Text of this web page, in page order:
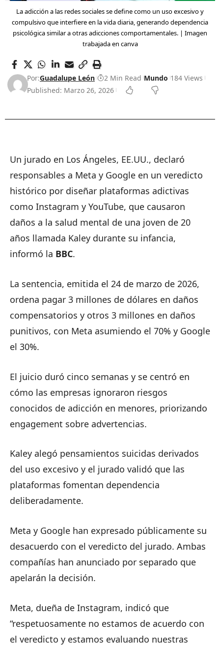
La adicción a las redes sociales se define como un uso excesivo y
compulsivo que interfiere en la vida diaria, generando dependencia
psicológica similar a otras adicciones comportamentales. | Imagen
trabajada en canva
Por:Guadalupe León 2 Min Read Mundo 184 Views
Published: Marzo 26, 2026
Un jurado en Los Ángeles, EE.UU., declaró
responsables a Meta y Google en un veredicto
histórico por diseñar plataformas adictivas
como Instagram y YouTube, que causaron
daños a la salud mental de una joven de 20
años llamada Kaley durante su infancia,
informó la BBC.
La sentencia, emitida el 24 de marzo de 2026,
ordena pagar 3 millones de dólares en daños
compensatorios y otros 3 millones en daños
punitivos, con Meta asumiendo el 70% y Google
el 30%.
El juicio duró cinco semanas y se centró en
cómo las empresas ignoraron riesgos
conocidos de adicción en menores, priorizando
engagement sobre advertencias.
Kaley alegó pensamientos suicidas derivados
del uso excesivo y el jurado validó que las
plataformas fomentan dependencia
deliberadamente.
Meta y Google han expresado públicamente su
desacuerdo con el veredicto del jurado. Ambas
compañías han anunciado por separado que
apelarán la decisión.
Meta, dueña de Instagram, indicó que
“respetuosamente no estamos de acuerdo con
el veredicto y estamos evaluando nuestras